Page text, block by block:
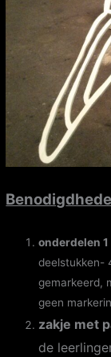
Benodig
onderdelen
deelstukken-
gemarkeerd,
geen
zakje met
de